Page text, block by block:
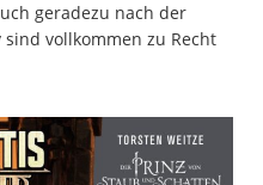
geradezu nach der
vollkommen zu Recht